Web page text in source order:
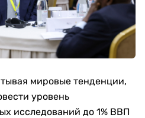
мировые тенденции,
уровень
исследований до 1% ВВП